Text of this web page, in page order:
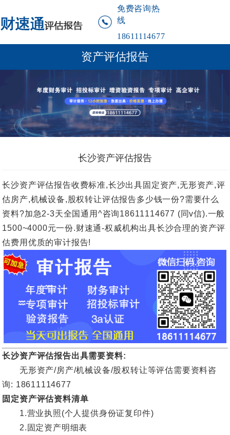
免费咨询热
线
18611114677
资产评估报告
长沙资产评估报告
长沙资产评估报告收费标准,长沙出具固定资产,无形资产,评
估房产,机械设备,股权转让评估报告多少钱一份?需要什么
资料?加急2-3天全国通用^咨询18611114677 (同v信).一般
1500~4000元一份.财速通-权威机构出具长沙合理的资产评
估费用优质的审计报告!
长沙资产评估报告出具需要资料:
无形资产/房产/机械设备/股权转让等评估需要资料咨
询: 18611114677
固定资产评估资料清单
1.营业执照(个人提供身份证复印件)
2.固定资产明细表